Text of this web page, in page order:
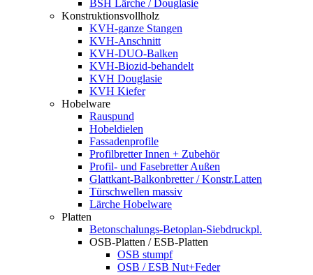
BSH Lärche / Douglasie
Konstruktionsvollholz
KVH-ganze Stangen
KVH-Anschnitt
KVH-DUO-Balken
KVH-Biozid-behandelt
KVH Douglasie
KVH Kiefer
Hobelware
Rauspund
Hobeldielen
Fassadenprofile
Profilbretter Innen + Zubehör
Profil- und Fasebretter Außen
Glattkant-Balkonbretter / Konstr.Latten
Türschwellen massiv
Lärche Hobelware
Platten
Betonschalungs-Betoplan-Siebdruckpl.
OSB-Platten / ESB-Platten
OSB stumpf
OSB / ESB Nut+Feder